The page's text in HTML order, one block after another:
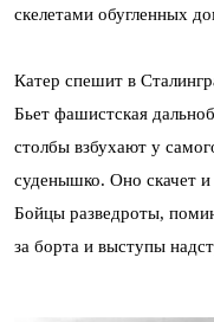
скелетами обугленных
Катер спешит в
Бьет фашистская
столбы взбухают у
суденышко. Оно скачет и
Бойцы разведроты,
за борта и выступы